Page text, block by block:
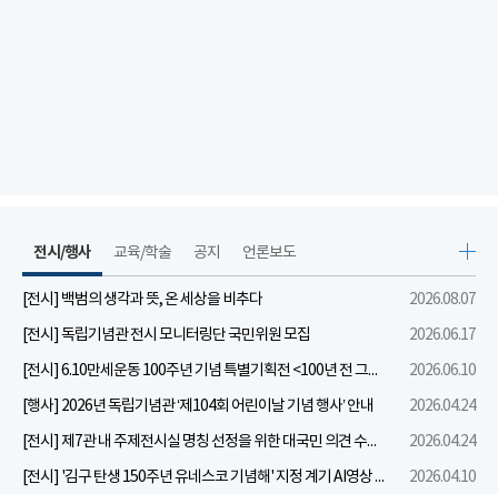
전시/행사
[전시] 백범의 생각과 뜻, 온 세상을 비추다
2026.08.07
[전시] 독립기념관 전시 모니터링단 국민위원 모집
2026.06.17
[전시] 6.10만세운동 100주년 기념 특별기획전 <100년 전 그날을 보다: 6.10만세운동>
2026.06.10
[행사] 2026년 독립기념관 ‘제104회 어린이날 기념 행사’ 안내
2026.04.24
[전시] 제7관 내 주제전시실 명칭 선정을 위한 대국민 의견 수렴 실시
2026.04.24
[전시] '김구 탄생 150주년 유네스코 기념해' 지정 계기 AI영상 국민공모 개최 안내
2026.04.10
교육/학술 공지 언론보도